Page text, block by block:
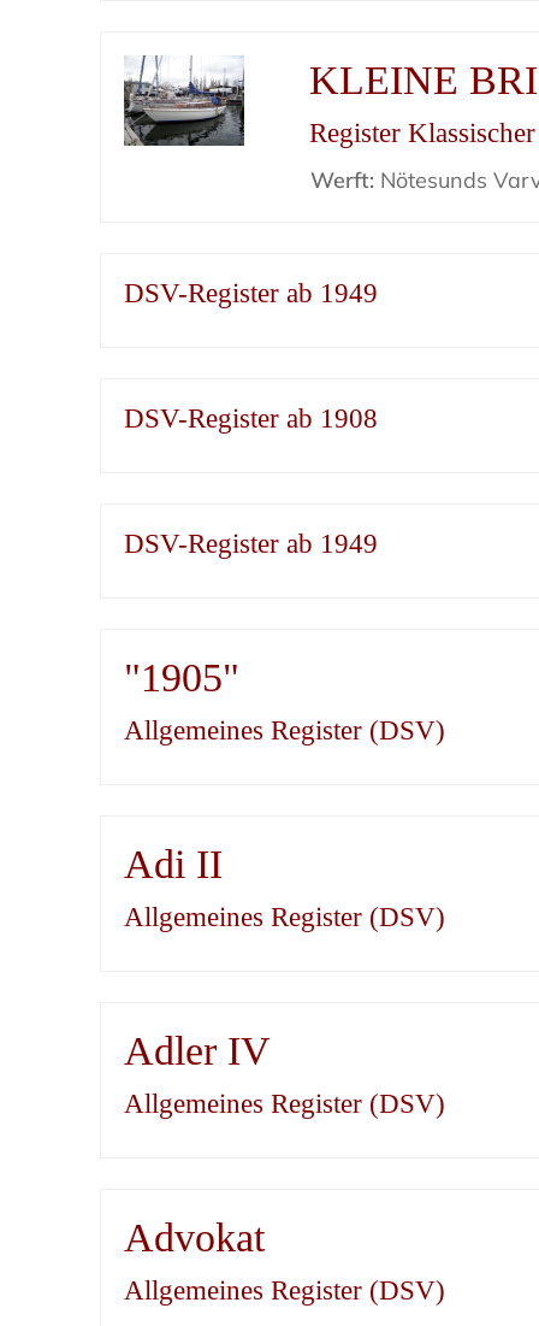
KLEINE
Register
Werft: Nötesunds
DSV-Register ab 1949
DSV-Register ab 1908
DSV-Register ab 1949
"1905"
Allgemeines Register (DSV)
Adi II
Allgemeines Register (DSV)
Adler IV
Allgemeines Register (DSV)
Advokat
Allgemeines Register (DSV)